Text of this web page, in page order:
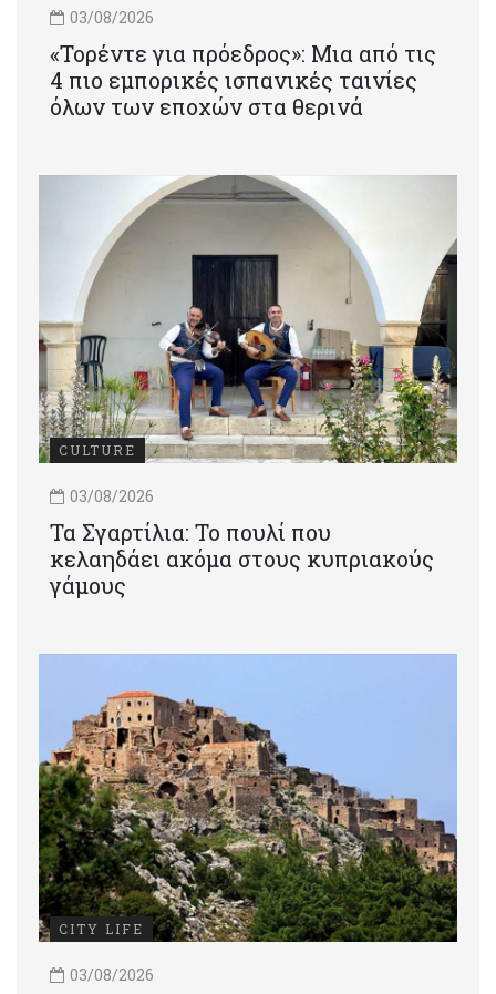
03/08/2026
«Τορέντε για πρόεδρος»: Mια από τις
4 πιο εμπορικές ισπανικές ταινίες
όλων των εποχών στα θερινά
CULTURE
03/08/2026
Τα Σγαρτίλια: Το πουλί που
κελαηδάει ακόμα στους κυπριακούς
γάμους
CITY LIFE
03/08/2026